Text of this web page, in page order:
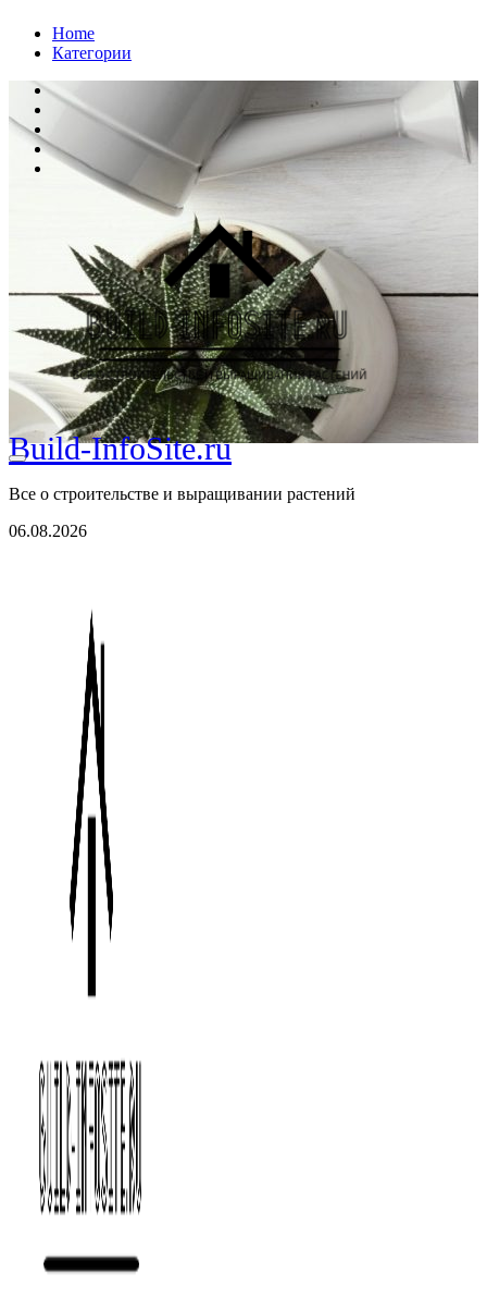
ПерейтиHome
Категории
Build-InfoSite.ru
Все о строительстве и выращивании растений
06.08.2026